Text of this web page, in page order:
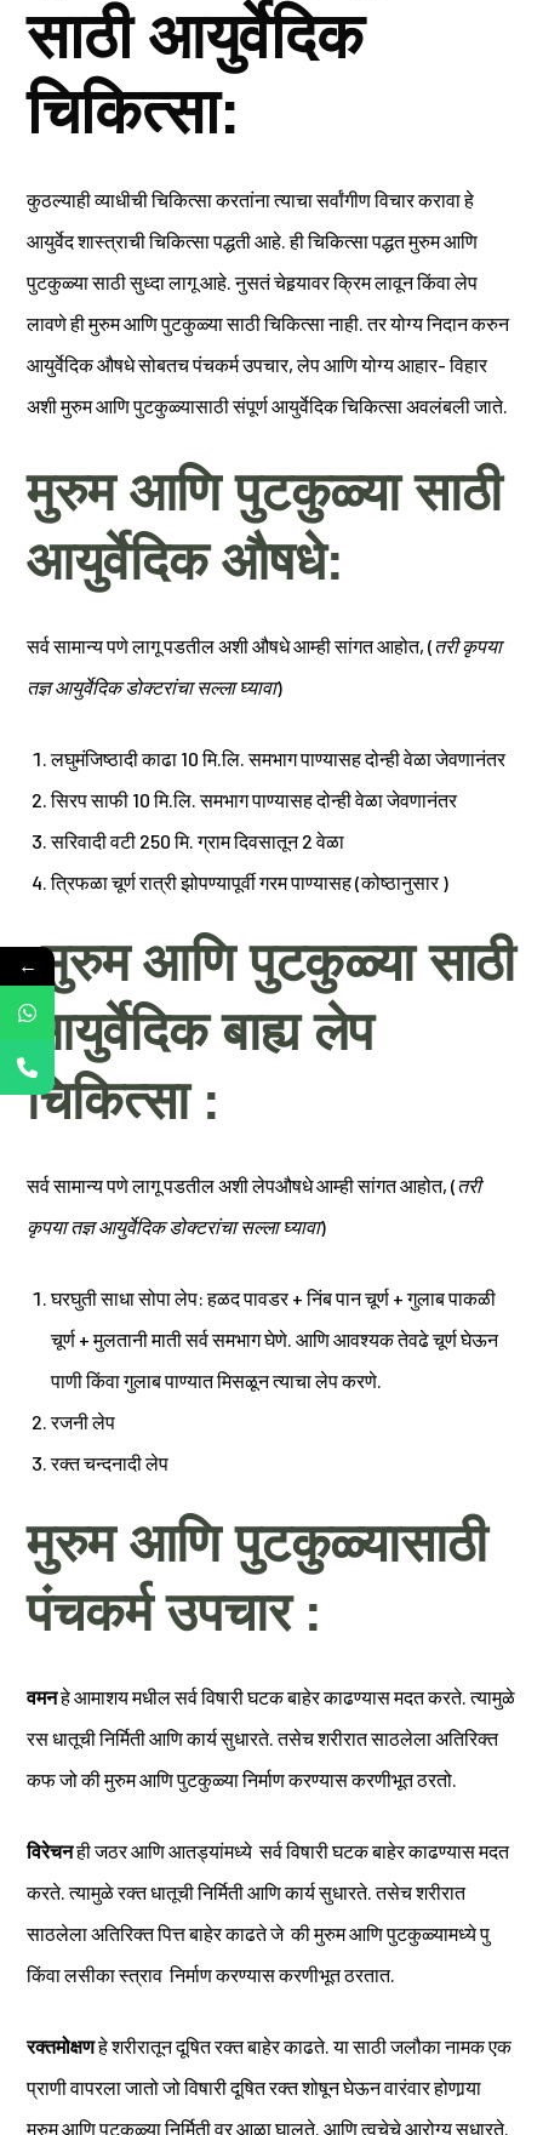
साठी आयुर्वेदिक
चिकित्सा:
कुठल्याही व्याधीची चिकित्सा करतांना त्याचा सर्वांगीण विचार करावा हे
आयुर्वेद शास्त्राची चिकित्सा पद्धती आहे. ही चिकित्सा पद्धत मुरुम आणि
पुटकुळ्या साठी सुध्दा लागू आहे. नुसतं चेहर्‍यावर क्रिम लावून किंवा लेप
लावणे ही मुरुम आणि पुटकुळ्या साठी चिकित्सा नाही. तर योग्य निदान करुन
आयुर्वेदिक औषधे सोबतच पंचकर्म उपचार, लेप आणि योग्य आहार- विहार
अशी मुरुम आणि पुटकुळ्यासाठी संपूर्ण आयुर्वेदिक चिकित्सा अवलंबली जाते.
मुरुम आणि पुटकुळ्या साठी
आयुर्वेदिक औषधे:
सर्व सामान्य पणे लागू पडतील अशी औषधे आम्ही सांगत आहोत, (तरी कृपया
तज्ञ आयुर्वेदिक डोक्टरांचा सल्ला घ्यावा)
लघुमंजिष्ठादी काढा 10 मि.लि. समभाग पाण्यासह दोन्ही वेळा जेवणानंतर
सिरप साफी 10 मि.लि. समभाग पाण्यासह दोन्ही वेळा जेवणानंतर
सरिवादी वटी 250 मि. ग्राम दिवसातून 2 वेळा
त्रिफळा चूर्ण रात्री झोपण्यापूर्वी गरम पाण्यासह (कोष्ठानुसार )
मुरुम आणि पुटकुळ्या साठी
आयुर्वेदिक बाह्य लेप
चिकित्सा :
सर्व सामान्य पणे लागू पडतील अशी लेपऔषधे आम्ही सांगत आहोत, (तरी
कृपया तज्ञ आयुर्वेदिक डोक्टरांचा सल्ला घ्यावा)
घरघुती साधा सोपा लेप: हळद पावडर + निंब पान चूर्ण + गुलाब पाकळी
चूर्ण + मुलतानी माती सर्व समभाग घेणे. आणि आवश्यक तेवढे चूर्ण घेऊन
पाणी किंवा गुलाब पाण्यात मिसळून त्याचा लेप करणे.
रजनी लेप
रक्त चन्दनादी लेप
मुरुम आणि पुटकुळ्यासाठी
पंचकर्म उपचार :
वमनहे आमाशय मधील सर्व विषारी घटक बाहेर काढण्यास मदत करते. त्यामुळे
रस धातूची निर्मिती आणि कार्य सुधारते. तसेच शरीरात साठलेला अतिरिक्त
कफ जो की मुरुम आणि पुटकुळ्या निर्माण करण्यास करणीभूत ठरतो.
विरेचनही जठर आणि आतड्यांमध्ये सर्व विषारी घटक बाहेर काढण्यास मदत
करते. त्यामुळे रक्त धातूची निर्मिती आणि कार्य सुधारते. तसेच शरीरात
साठलेला अतिरिक्त पित्त बाहेर काढते जे की मुरुम आणि पुटकुळ्यामध्ये पु
किंवा लसीका स्त्राव निर्माण करण्यास करणीभूत ठरतात.
रक्तमोक्षणहे शरीरातून दूषित रक्त बाहेर काढते. या साठी जलौका नामक एक
प्राणी वापरला जातो जो विषारी दूषित रक्त शोषून घेऊन वारंवार होणार्‍या
मुरुम आणि पुटकुळ्या निर्मिती वर आळा घालते. आणि त्वचेचे आरोग्य सुधारते.
←